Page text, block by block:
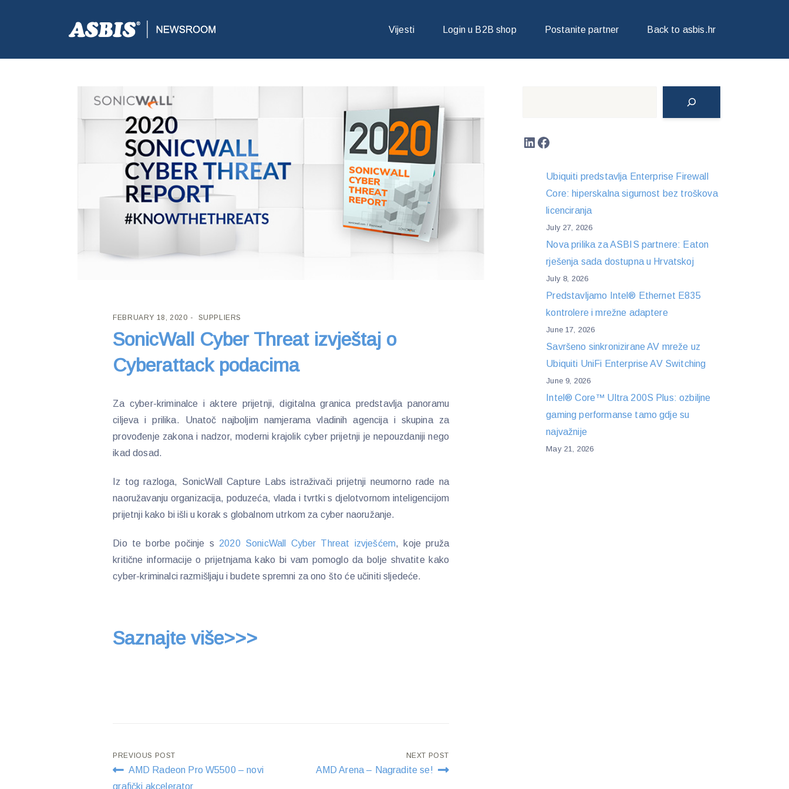
Vijesti Login u B2B shop Postanite partner Back to asbis.hr
ASBIS CROATIA>SUPPLIERS> SONICWALL CYBER THREAT IZVJEŠTAJ O CYBERATTACK PODACIMA
FEBRUARY 18, 2020 SUPPLIERS
SonicWall Cyber Threat izvještaj o
Cyberattack podacima
Za cyber-kriminalce i aktere prijetnji, digitalna granica predstavlja panoramu
ciljeva i prilika. Unatoč najboljim namjerama vladinih agencija i skupina za
provođenje zakona i nadzor, moderni krajolik cyber prijetnji je nepouzdaniji nego
ikad dosad.
Iz tog razloga, SonicWall Capture Labs istraživači prijetnji neumorno rade na
naoružavanju organizacija, poduzeća, vlada i tvrtki s djelotvornom inteligencijom
prijetnji kako bi išli u korak s globalnom utrkom za cyber naoružanje.
Dio te borbe počinje s 2020 SonicWall Cyber Threat izvješćem, koje pruža
kritične informacije o prijetnjama kako bi vam pomoglo da bolje shvatite kako
cyber-kriminalci razmišljaju i budete spremni za ono što će učiniti sljedeće.
Saznajte više>>>
Post
PREVIOUS POST
AMD Radeon Pro W5500 – novi
grafički akcelerator
NEXT POST
AMD Arena – Nagradite se!
LinkedIn
Facebook
Ubiquiti predstavlja Enterprise Firewall
Core: hiperskalna sigurnost bez troškova
licenciranja
July 27, 2026
Nova prilika za ASBIS partnere: Eaton
rješenja sada dostupna u Hrvatskoj
July 8, 2026
Predstavljamo Intel® Ethernet E835
kontrolere i mrežne adaptere
June 17, 2026
Savršeno sinkronizirane AV mreže uz
Ubiquiti UniFi Enterprise AV Switching
June 9, 2026
Intel® Core™ Ultra 200S Plus: ozbiljne
gaming performanse tamo gdje su
najvažnije
May 21, 2026